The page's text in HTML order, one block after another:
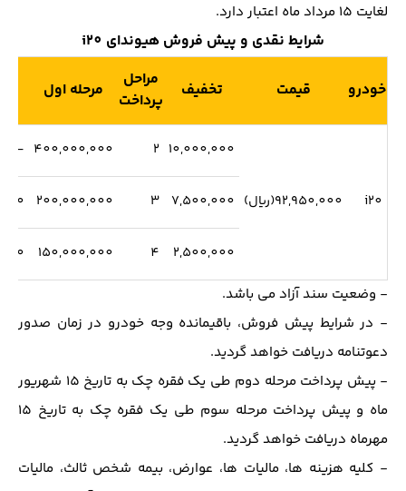
لغایت 15 مرداد ماه اعتبار دارد.
شرایط نقدی و پیش فروش هیوندای i20
خودرو قیمت تخفیف
مراحل
پرداخت
مرحله اول
i20 92,950,000(ریال)
10,000,000
2
400,000,000
-
7,500,000
3
200,000,000
2,500,000
4
150,000,000
- وضعیت سند آزاد می باشد.
- در شرایط پیش فروش، باقیمانده وجه خودرو در زمان صدور
دعوتنامه دریافت خواهد گردید.
- پیش پرداخت مرحله دوم طی یک فقره چک به تاریخ 15 شهریور
ماه و پیش پرداخت مرحله سوم طی یک فقره چک به تاریخ 15
مهرماه دریافت خواهد گردید.
- کلیه هزینه ها، مالیات ها، عوارض، بیمه شخص ثالث، مالیات